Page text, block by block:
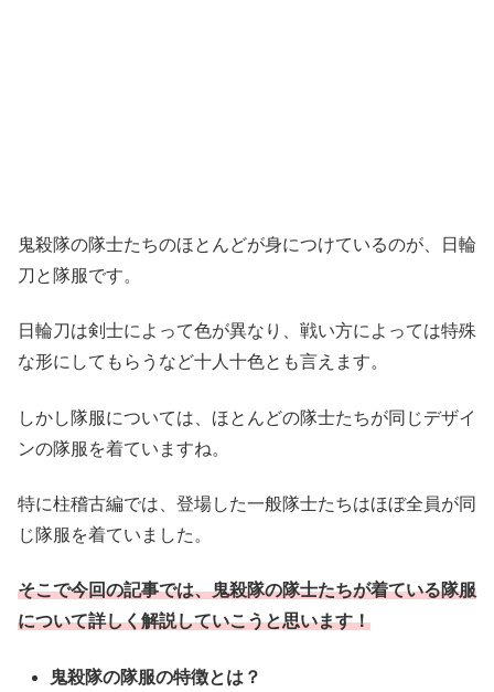
鬼殺隊の隊士たちのほとんどが身につけているのが、日輪
刀と隊服です。
日輪刀は剣士によって色が異なり、戦い方によっては特殊
な形にしてもらうなど十人十色とも言えます。
しかし隊服については、ほとんどの隊士たちが同じデザイ
ンの隊服を着ていますね。
特に柱稽古編では、登場した一般隊士たちはほぼ全員が同
じ隊服を着ていました。
そこで今回の記事では、鬼殺隊の隊士たちが着ている隊服
について詳しく解説していこうと思います！
鬼殺隊の隊服の特徴とは？